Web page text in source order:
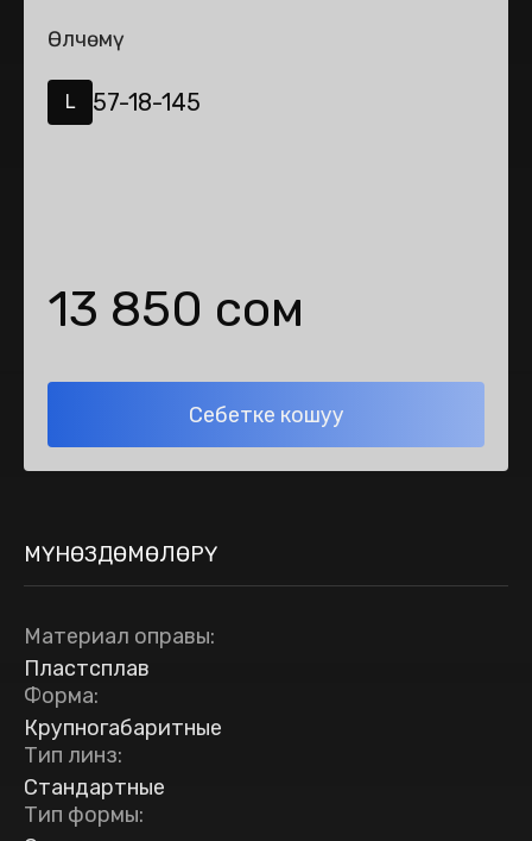
Өлчөмү
L 57-18-145
13 850 сом
Себетке кошуу
МҮНӨЗДӨМӨЛӨРҮ
Материал оправы:
Пластсплав
Форма:
Крупногабаритные
Тип линз:
Стандартные
Тип формы: